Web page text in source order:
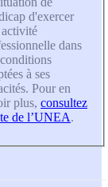
d'exercer
dans
à ses
Pour en
plus, consultez
de l’UNEA.